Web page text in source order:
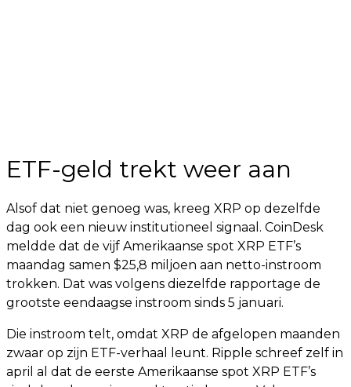
ETF-geld trekt weer aan
Alsof dat niet genoeg was, kreeg XRP op dezelfde
dag ook een nieuw institutioneel signaal. CoinDesk
meldde dat de vijf Amerikaanse spot XRP ETF’s
maandag samen $25,8 miljoen aan netto-instroom
trokken. Dat was volgens diezelfde rapportage de
grootste eendaagse instroom sinds 5 januari.
Die instroom telt, omdat XRP de afgelopen maanden
zwaar op zijn ETF-verhaal leunt. Ripple schreef zelf in
april al dat de eerste Amerikaanse spot XRP ETF’s